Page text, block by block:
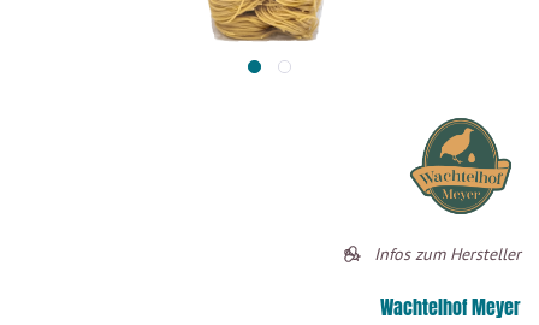
Infos zum Hersteller
Wachtelhof Meyer